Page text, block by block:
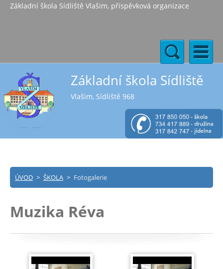
Základní škola Sídliště Vlašim, příspěvková organizace
Základní škola Sídliště
Vlašim, Sídliště 968
ÚVOD > ŠKOLA > Fotogalerie
Muzika Réva